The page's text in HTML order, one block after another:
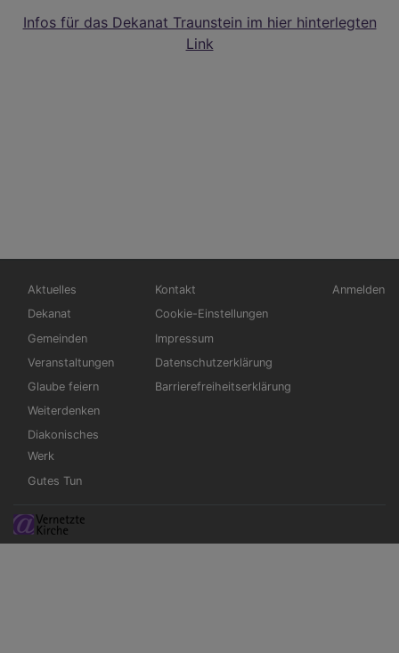
Infos für das Dekanat Traunstein im hier hinterlegten
Link
Hauptnavigation
Aktuelles
Dekanat
Gemeinden
Veranstaltungen
Glaube feiern
Weiterdenken
Diakonisches
Werk
Gutes Tun
Fußbereichsmenü
Kontakt
Cookie-Einstellungen
Impressum
Datenschutzerklärung
Barrierefreiheitserklärung
Anmelden